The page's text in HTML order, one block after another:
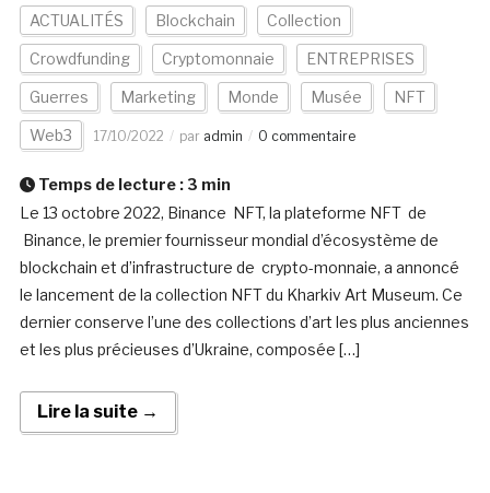
ACTUALITÉS Blockchain Collection
Crowdfunding Cryptomonnaie ENTREPRISES
Guerres Marketing Monde Musée NFT
Web3 17/10/2022 par admin 0 commentaire
Temps de lecture : 3 min
Le 13 octobre 2022, Binance NFT, la plateforme NFT de
Binance, le premier fournisseur mondial d’écosystème de
blockchain et d’infrastructure de crypto-monnaie, a annoncé
le lancement de la collection NFT du Kharkiv Art Museum. Ce
dernier conserve l’une des collections d’art les plus anciennes
et les plus précieuses d’Ukraine, composée […]
Lire la suite →